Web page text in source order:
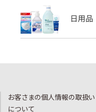
お客さまの個人情報の取扱い
について